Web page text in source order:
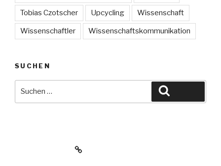
Tobias Czotscher Upcycling Wissenschaft
Wissenschaftler Wissenschaftskommunikation
SUCHEN
www.sfb1232.de